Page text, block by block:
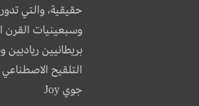
حقيقية، والتي
وسبعينيات القرن
بريطانيين
التلقيح
جوي Joy